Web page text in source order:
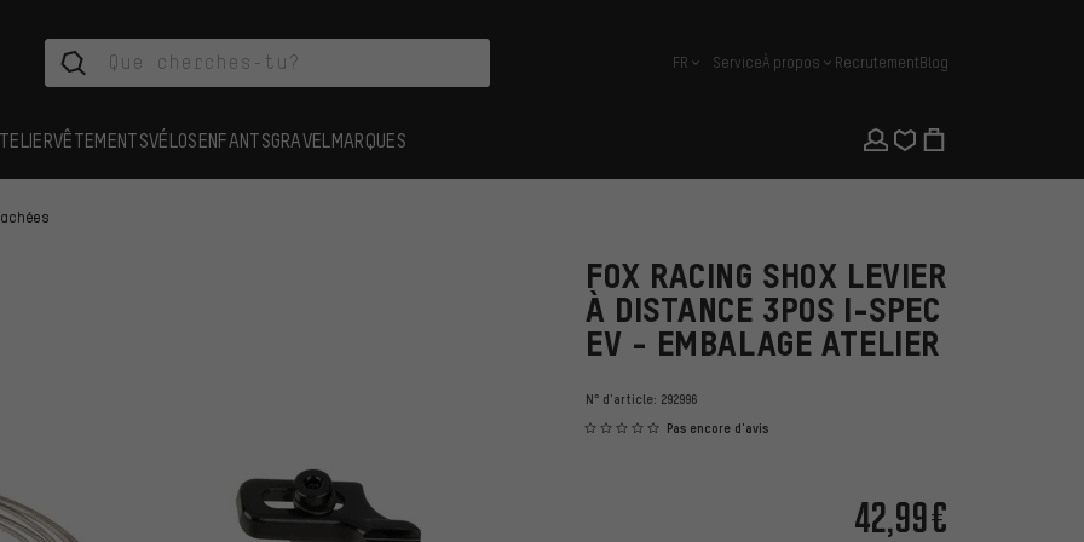
français
FR ServiceÀ propos RecrutementBlog
VÊTEMENTSVÉLOSENFANTSGRAVEL MARQUES
FOX RACING SHOX LEVIER
À DISTANCE 3POS I-SPEC
EV - EMBALAGE ATELIER
N° d'article: 292996
Pas encore d'avis
42,99€